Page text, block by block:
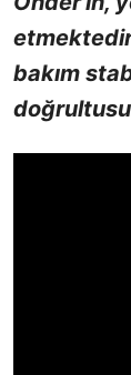
bakım